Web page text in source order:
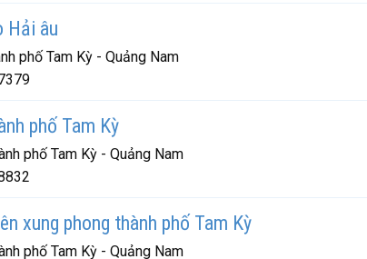
Hải âu
phố Tam Kỳ - Quảng Nam
phố Tam Kỳ
phố Tam Kỳ - Quảng Nam
xung phong thành phố Tam Kỳ
phố Tam Kỳ - Quảng Nam